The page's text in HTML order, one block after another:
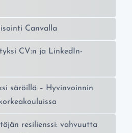
Canvalla
CV:n ja LinkedIn-
säröillä – Hyvinvoinnin
resilienssi: vahvuutta